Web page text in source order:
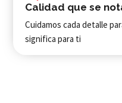
Calidad que se
Cuidamos cada detalle
significa para ti